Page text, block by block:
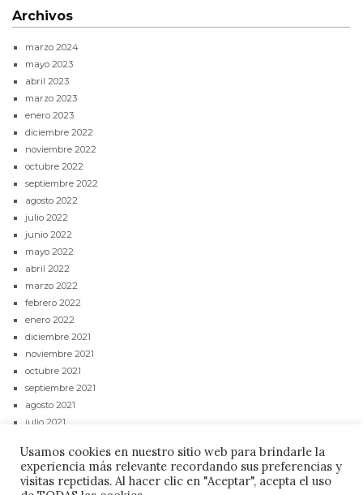
Archivos
marzo 2024
mayo 2023
abril 2023
marzo 2023
enero 2023
diciembre 2022
noviembre 2022
octubre 2022
septiembre 2022
agosto 2022
julio 2022
junio 2022
mayo 2022
abril 2022
marzo 2022
febrero 2022
enero 2022
diciembre 2021
noviembre 2021
octubre 2021
septiembre 2021
agosto 2021
julio 2021
mayo 2021
abril 2021
Usamos cookies en nuestro sitio web para brindarle la
experiencia más relevante recordando sus preferencias y
visitas repetidas. Al hacer clic en "Aceptar", acepta el uso